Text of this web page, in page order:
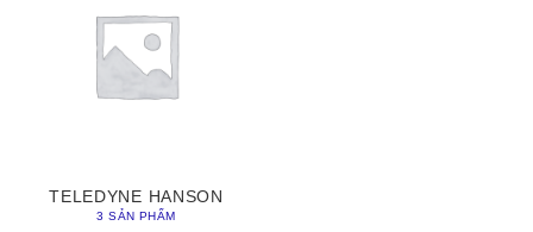
TELEDYNE HANSON
3 SẢN PHẨM